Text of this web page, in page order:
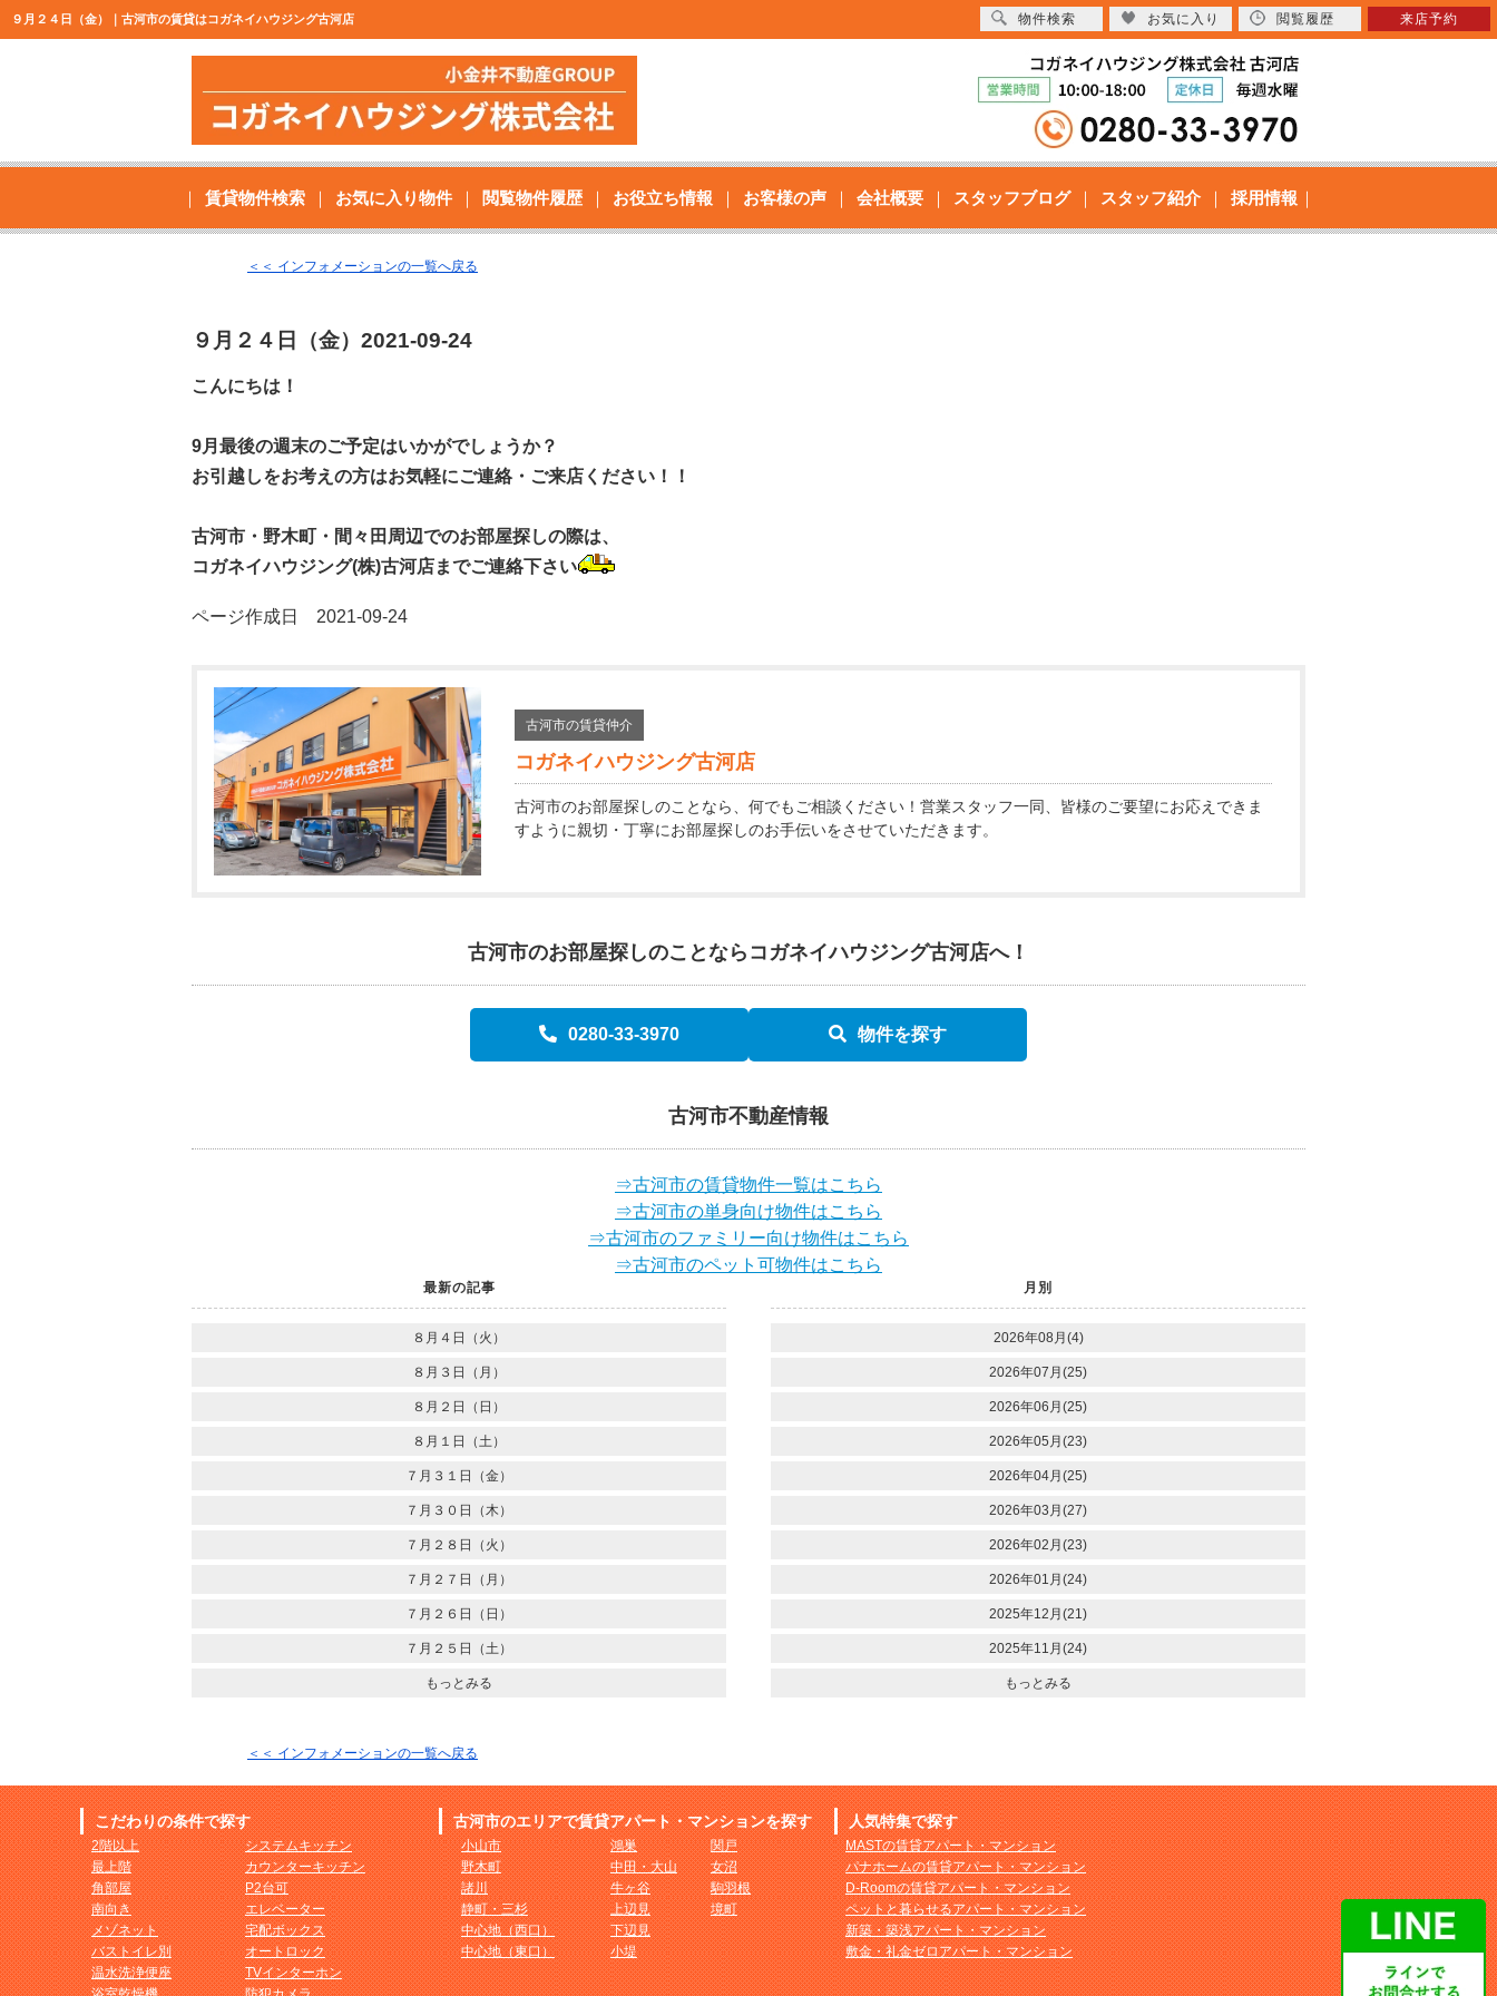
９月２４日（金）｜古河市の賃貸はコガネイハウジング古河店
賃貸物件検索 お気に入り物件 閲覧物件履歴 お役立ち情報 お客様の声 会社概要 スタッフブログ スタッフ紹介 採用情報
＜＜ インフォメーションの一覧へ戻る
９月２４日（金） 2021-09-24
こんにちは！
9月最後の週末のご予定はいかがでしょうか？
お引越しをお考えの方はお気軽にご連絡・ご来店ください！！
古河市・野木町・間々田周辺でのお部屋探しの際は、
コガネイハウジング(株)古河店までご連絡下さい
ページ作成日 2021-09-24
古河市の賃貸仲介
コガネイハウジング古河店
古河市のお部屋探しのことなら、何でもご相談ください！営業スタッフ一同、皆様のご要望にお応えできま
すように親切・丁寧にお部屋探しのお手伝いをさせていただきます。
古河市のお部屋探しのことなら コガネイハウジング古河店へ！
0280-33-3970 物件を探す
古河市不動産情報
⇒古河市の賃貸物件一覧はこちら
⇒古河市の単身向け物件はこちら
⇒古河市のファミリー向け物件はこちら
⇒古河市のペット可物件はこちら
最新の記事
８月４日（火）
８月３日（月）
８月２日（日）
８月１日（土）
７月３１日（金）
７月３０日（木）
７月２８日（火）
７月２７日（月）
７月２６日（日）
７月２５日（土）
もっとみる
月別
2026年08月(4)
2026年07月(25)
2026年06月(25)
2026年05月(23)
2026年04月(25)
2026年03月(27)
2026年02月(23)
2026年01月(24)
2025年12月(21)
2025年11月(24)
もっとみる
＜＜ インフォメーションの一覧へ戻る
こだわりの条件で探す
2階以上
最上階
角部屋
南向き
メゾネット
バストイレ別
温水洗浄便座
システムキッチン
カウンターキッチン
P2台可
エレベーター
宅配ボックス
オートロック
TVインターホン
古河市のエリアで賃貸アパート・マンションを探す
小山市
野木町
諸川
静町・三杉
中心地（西口）
中心地（東口）
鴻巣
中田・大山
牛ヶ谷
上辺見
下辺見
小堤
関戸
女沼
駒羽根
境町
人気特集で探す
MASTの賃貸アパート・マンション
パナホームの賃貸アパート・マンション
D-Roomの賃貸アパート・マンション
ペットと暮らせるアパート・マンション
新築・築浅アパート・マンション
敷金・礼金ゼロアパート・マンション
物件検索 お気に入り 閲覧履歴 来店予約